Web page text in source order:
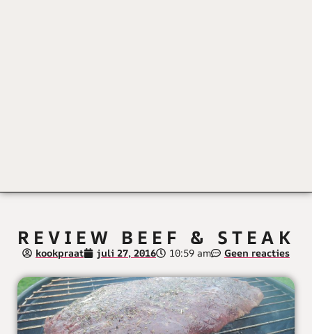
REVIEW BEEF & STEAK
kookpraat juli 27, 2016 10:59 am Geen reacties